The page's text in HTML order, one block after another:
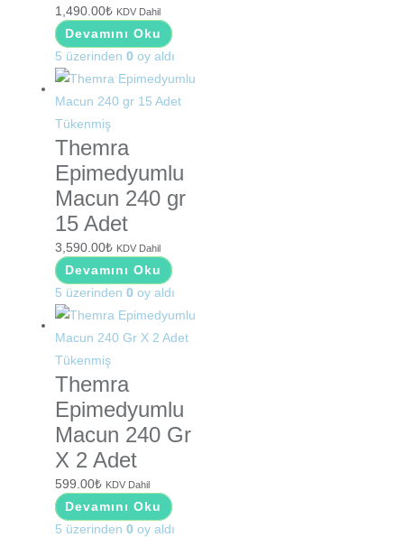
1,490.00₺ KDV Dahil
Devamını Oku
5 üzerinden0 oy aldı
Tükenmiş
Themra
Epimedyumlu
Macun 240 gr
15 Adet
3,590.00₺ KDV Dahil
Devamını Oku
5 üzerinden0 oy aldı
Tükenmiş
Themra
Epimedyumlu
Macun 240 Gr
X 2 Adet
599.00₺ KDV Dahil
Devamını Oku
5 üzerinden0 oy aldı